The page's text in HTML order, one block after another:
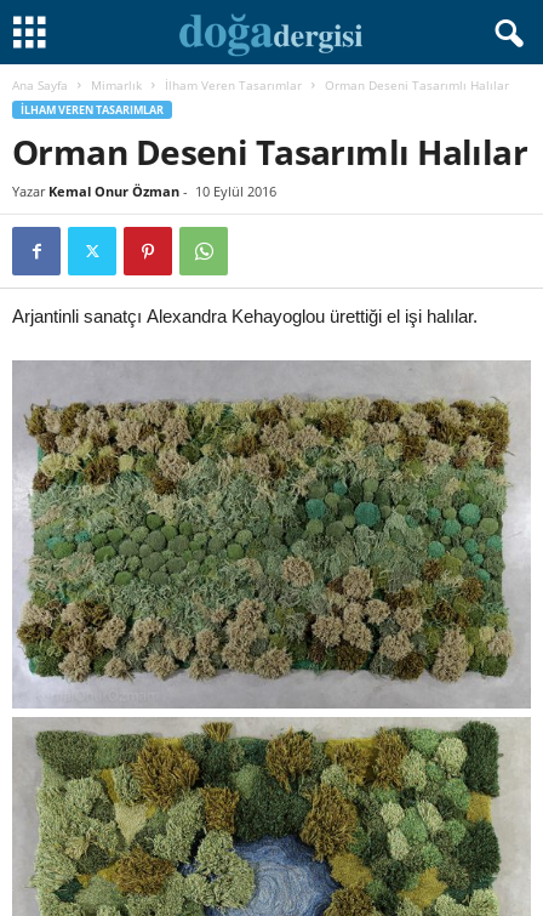
Ana Sayfa Mimarlık İlham Veren Tasarımlar Orman Deseni Tasarımlı Halılar
İLHAM VEREN TASARIMLAR
Orman Deseni Tasarımlı Halılar
Yazar Kemal Onur Özman - 10 Eylül 2016
Arjantinli sanatçı Alexandra Kehayoglou ürettiği el işi halılar.